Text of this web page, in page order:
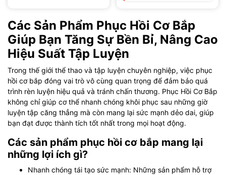
Các Sản Phẩm Phục Hồi Cơ Bắp
Giúp Bạn Tăng Sự Bền Bỉ, Nâng Cao
Hiệu Suất Tập Luyện
Trong thế giới thể thao và tập luyện chuyên nghiệp, việc phục
hồi cơ bắp đóng vai trò vô cùng quan trọng để đảm bảo quá
trình rèn luyện hiệu quả và tránh chấn thương. Phục Hồi Cơ Bắp
không chỉ giúp cơ thể nhanh chóng khôi phục sau những giờ
luyện tập căng thẳng mà còn mang lại sức mạnh dẻo dai, giúp
bạn đạt được thành tích tốt nhất trong mọi hoạt động.
Các sản phẩm phục hồi cơ bắp mang lại
những lợi ích gì?
Nhanh chóng tái tạo sức mạnh: Những sản phẩm hỗ trợ